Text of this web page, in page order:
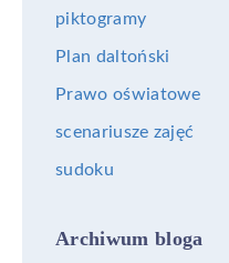
piktogramy
Plan daltoński
Prawo oświatowe
scenariusze zajęć
sudoku
Archiwum bloga